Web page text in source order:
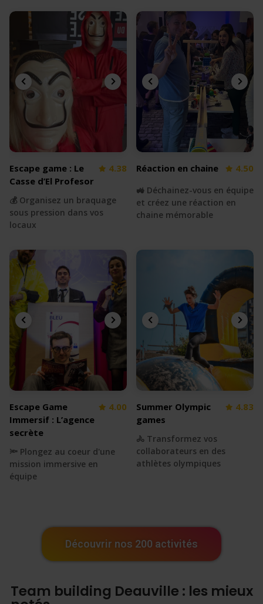
Escape game : Le
Casse d’El Profesor
4.38
💰 Organisez un braquage
sous pression dans vos
locaux
Réaction en chaine 4.50
🚜 Déchainez-vous en équipe
et créez une réaction en
chaine mémorable
Escape Game
Immersif : L’agence
secrète
4.00
🔦 Plongez au coeur d'une
mission immersive en
équipe
Summer Olympic
games
4.83
🚴 Transformez vos
collaborateurs en des
athlètes olympiques
Découvrir nos 200 activités
Team building Deauville : les mieux